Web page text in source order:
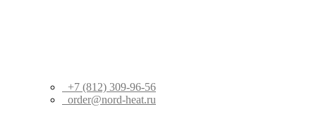
+7 (812) 309-96-56
order@nord-heat.ru